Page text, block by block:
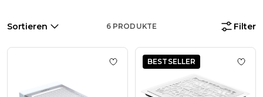
Sortieren 6PRODUKTE Filter
Zur Wunschliste hinzufügen
BESTSELLER Zur